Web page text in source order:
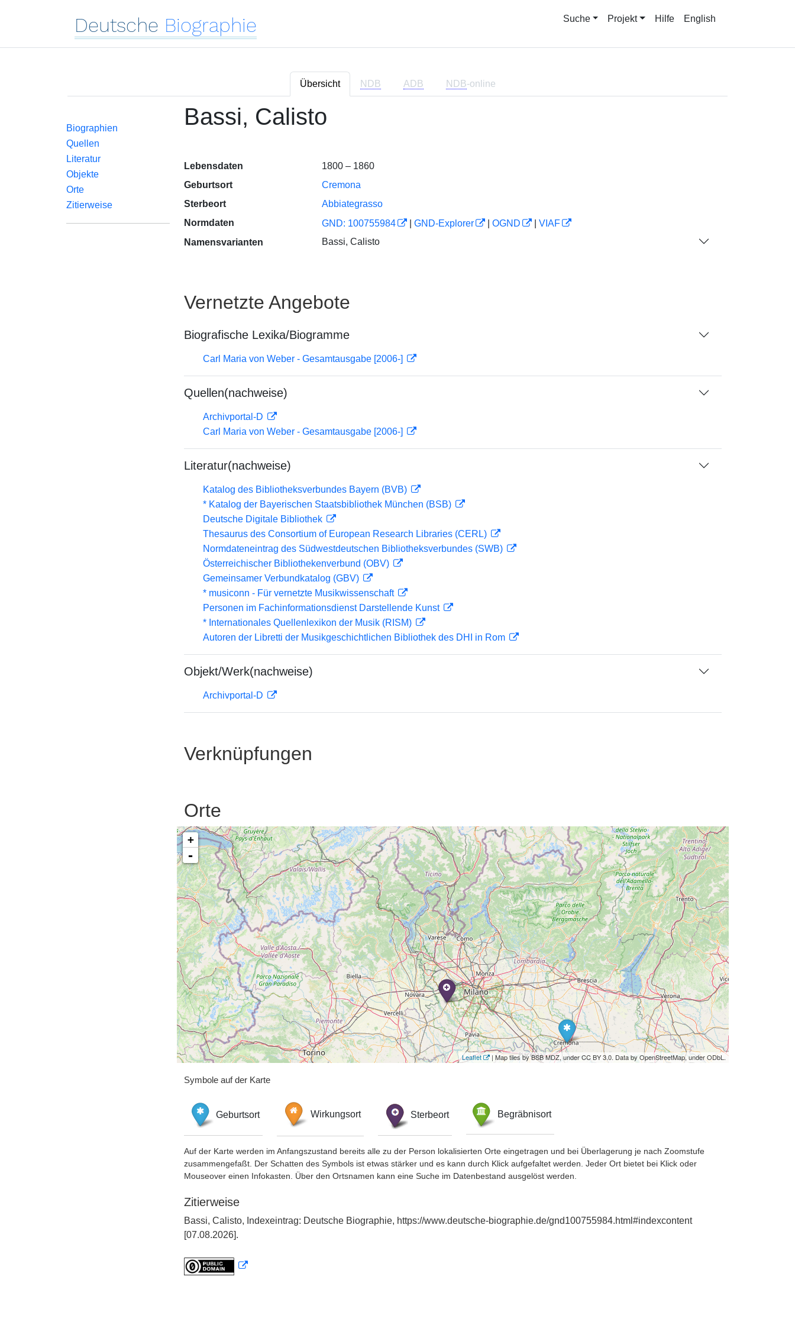
Deutsche Biographie Suche Projekt Hilfe English
Übersicht NDB ADB NDB-online
Biographien
Quellen
Literatur
Objekte
Orte
Zitierweise
Bassi, Calisto
Lebensdaten
1800 – 1860
Geburtsort
Cremona
Sterbeort
Abbiategrasso
Normdaten
GND: 100755984 GND-Explorer OGND
VIAF
Namensvarianten
Bassi, Calisto
Vernetzte Angebote
Biografische Lexika/Biogramme
Carl Maria von Weber - Gesamtausgabe [2006-]
Quellen(nachweise)
Archivportal-D
Carl Maria von Weber - Gesamtausgabe [2006-]
Literatur(nachweise)
Katalog des Bibliotheksverbundes Bayern (BVB)
* Katalog der Bayerischen Staatsbibliothek München (BSB)
Deutsche Digitale Bibliothek
Thesaurus des Consortium of European Research Libraries (CERL)
Normdateneintrag des Südwestdeutschen Bibliotheksverbundes (SWB)
Österreichischer Bibliothekenverbund (OBV)
Gemeinsamer Verbundkatalog (GBV)
* musiconn - Für vernetzte Musikwissenschaft
Personen im Fachinformationsdienst Darstellende Kunst
* Internationales Quellenlexikon der Musik (RISM)
Autoren der Libretti der Musikgeschichtlichen Bibliothek des DHI in Rom
Objekt/Werk(nachweise)
Archivportal-D
Verknüpfungen
Orte
+
-
Leaflet | Map tiles by BSB MDZ, under CC BY 3.0. Data by OpenStreetMap, under ODbL.
Symbole auf der Karte
Geburtsort Wirkungsort Sterbeort Begräbnisort
Auf der Karte werden im Anfangszustand bereits alle zu der Person lokalisierten Orte eingetragen und bei Überlagerung je nach Zoomstufe
zusammengefaßt. Der Schatten des Symbols ist etwas stärker und es kann durch Klick aufgefaltet werden. Jeder Ort bietet bei Klick oder
Mouseover einen Infokasten. Über den Ortsnamen kann eine Suche im Datenbestand ausgelöst werden.
Zitierweise
Bassi, Calisto, Indexeintrag: Deutsche Biographie, https://www.deutsche-biographie.de/gnd100755984.html#indexcontent
[07.08.2026].